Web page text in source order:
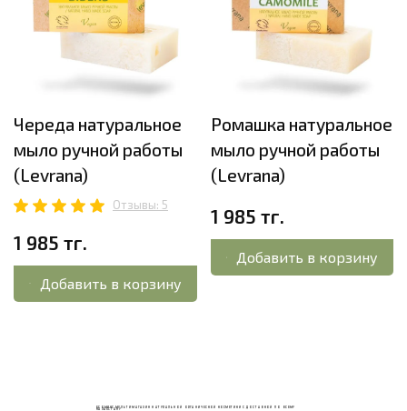
Череда натуральное
мыло ручной работы
(Levrana)
Отзывы: 5
1 985 тг.
Добавить в корзину
Ромашка натуральное
мыло ручной работы
(Levrana)
1 985 тг.
Добавить в корзину
ECOМИКС МУЛЬТИМАГАЗИН НАТУРАЛЬНОЙ ОРГАНИЧЕСКОЙ КОСМЕТИКИ С ДОСТАВКОЙ ПО ВСЕМУ
КАЗАХСТАНУ